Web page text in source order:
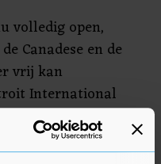
volledig open,
Canadese en de
vrij kan
International